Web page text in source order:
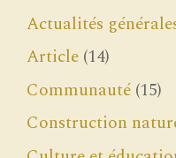
Actualités
Article (14)
Communauté (15)
Construction